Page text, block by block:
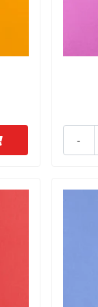
-